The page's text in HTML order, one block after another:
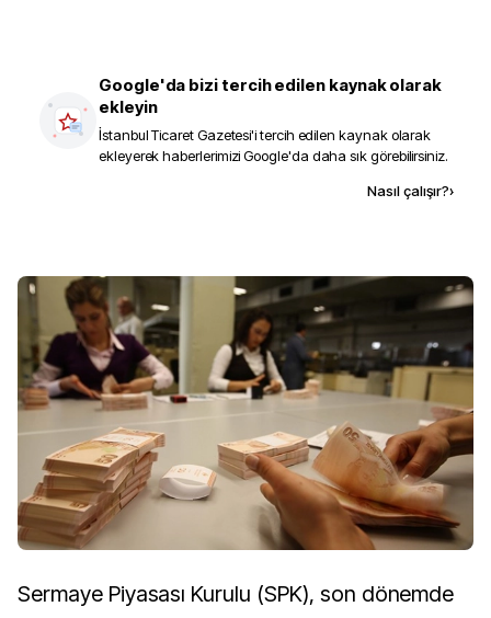
Google'da bizi tercih edilen kaynak olarak
ekleyin
İstanbul Ticaret Gazetesi'i tercih edilen kaynak olarak
ekleyerek haberlerimizi Google'da daha sık görebilirsiniz.
Nasıl çalışır?›
Sermaye Piyasası Kurulu (SPK), son dönemde